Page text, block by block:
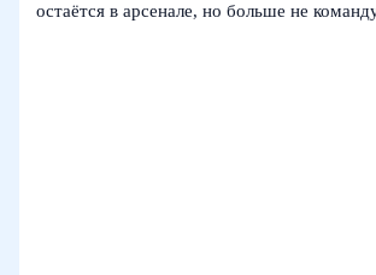
остаётся в арсенале, но больше не